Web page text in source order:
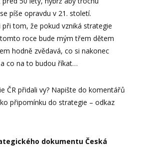
píše opravdu v 21. století.
tom, že pokud vzniká strategie
roce bude mým třem dětem
hodně zvědavá, co si nakonec
co na to budou říkat…
ČR přidali vy? Napište do komentářů
připomínku do strategie – odkaz
dokumentu Česká